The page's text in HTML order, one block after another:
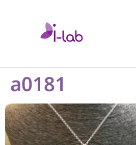
a0181